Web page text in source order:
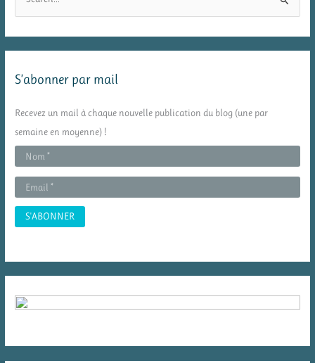
r
:
S’abonner par mail
Recevez un mail à chaque nouvelle publication du blog (une par
semaine en moyenne) !